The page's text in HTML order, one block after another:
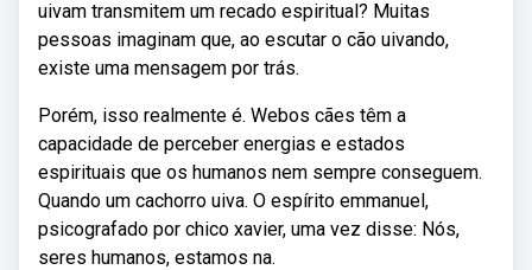
uivam transmitem um recado espiritual? Muitas
pessoas imaginam que, ao escutar o cão uivando,
existe uma mensagem por trás.
Porém, isso realmente é. Webos cães têm a
capacidade de perceber energias e estados
espirituais que os humanos nem sempre conseguem.
Quando um cachorro uiva. O espírito emmanuel,
psicografado por chico xavier, uma vez disse: Nós,
seres humanos, estamos na.